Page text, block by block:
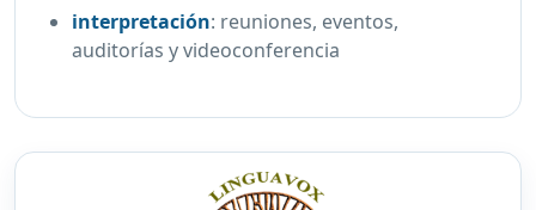
interpretación: reuniones, eventos,
auditorías y videoconferencia